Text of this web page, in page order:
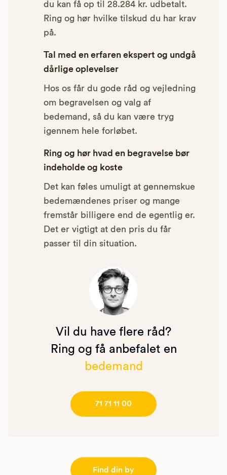
du kan få op til 28.284 kr. udbetalt.
Ring og hør hvilke tilskud du har krav
på.
Tal med en erfaren ekspert og undgå
dårlige oplevelser
Hos os får du gode råd og vejledning
om begravelsen og valg af
bedemand, så du kan være tryg
igennem hele forløbet.
Ring og hør hvad en begravelse bør
indeholde og koste
Det kan føles umuligt at gennemskue
bedemændenes priser og mange
fremstår billigere end de egentlig er.
Det er vigtigt at den pris du får
passer til din situation.
Vil du have flere råd?
Ring og få anbefalet en
bedemand
71 71 11 00
Find din by